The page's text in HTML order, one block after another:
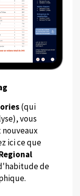
(qui
vous
ici ce que
de